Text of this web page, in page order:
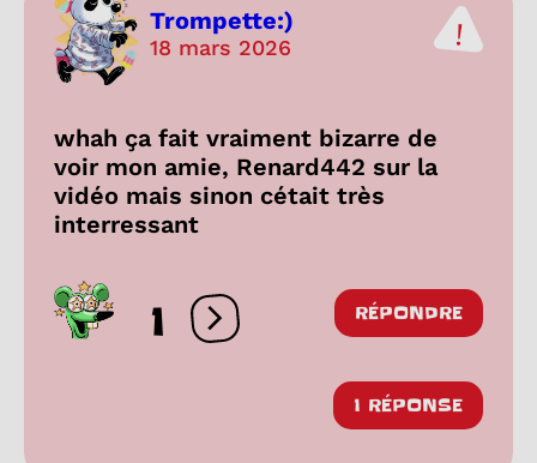
Trompette:)
18 mars 2026
whah ça fait vraiment bizarre de
voir mon amie, Renard442 sur la
vidéo mais sinon cétait très
interressant
1 Ouvrir les réactions
RÉPONDRE
1 RÉPONSE